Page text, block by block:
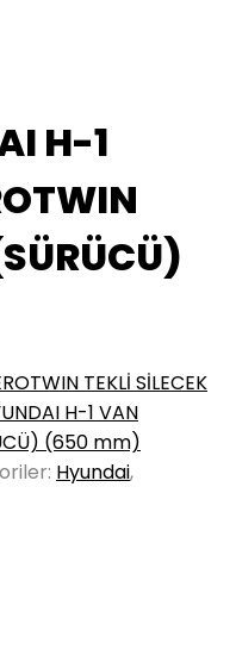
H-1
TEKLİ SİLECEK
H-1 VAN
(650 mm)
Hyundai,